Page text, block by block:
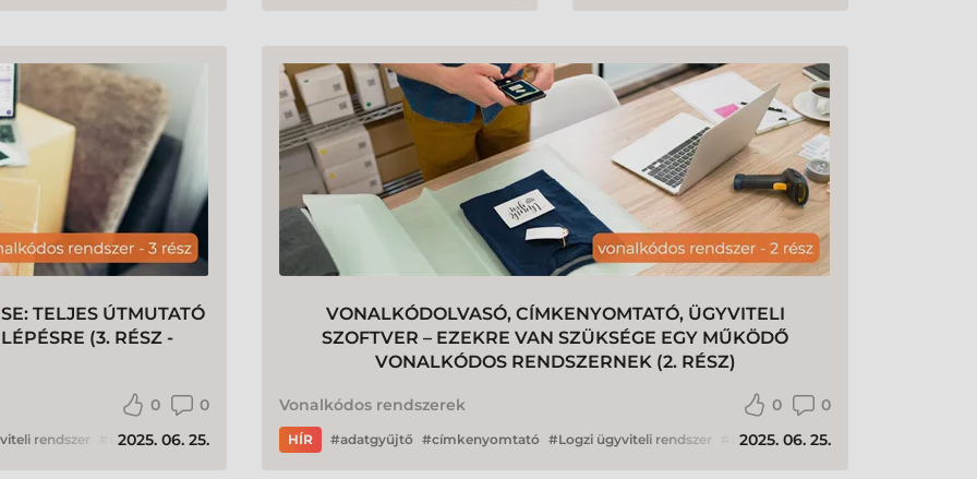
TELJES ÚTMUTATÓ
(3. RÉSZ -
0 0
rendszer ügyviteli rendszer vonalkód vonalkódos rendszer
2025. 06. 25.
VONALKÓDOLVASÓ, CÍMKENYOMTATÓ, ÜGYVITELI
SZOFTVER – EZEKRE VAN SZÜKSÉGE EGY MŰKÖDŐ
VONALKÓDOS RENDSZERNEK (2. RÉSZ)
Vonalkódos rendszerek 0 0
HÍR adatgyűjtő címkenyomtató Logzi ügyviteli rendszer ügyviteli rendszer
2025. 06. 25.